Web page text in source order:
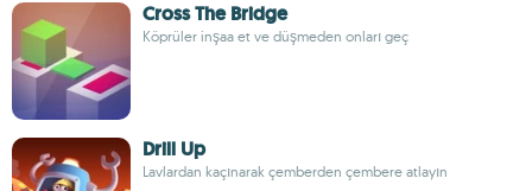
Cross The Bridge
Köprüler inşaa et ve düşmeden onları geç
Drill Up
Lavlardan kaçınarak çemberden çembere atlayın